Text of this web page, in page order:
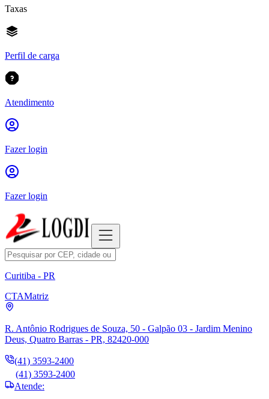
Taxas
Perfil de carga
Atendimento
Fazer login
Fazer login
Curitiba - PR
CTAMatriz
R. Antônio Rodrigues de Souza, 50 - Galpão 03 - Jardim Menino
Deus, Quatro Barras - PR, 82420-000
(41) 3593-2400
(41) 3593-2400
Atende: